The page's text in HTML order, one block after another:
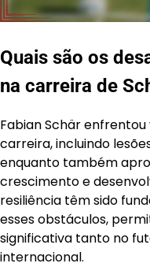
Quais são os
na carreira de
Fabian Schär
carreira, incluindo
enquanto também
crescimento e
resiliência têm sido
esses obstáculos,
significativa tanto no
internacional.